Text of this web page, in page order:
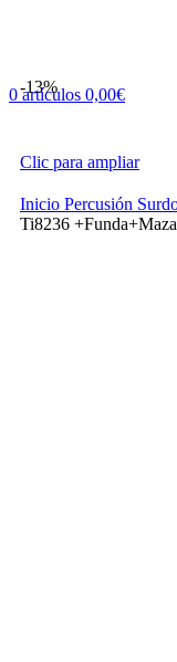
0artículos 0,00€
-13%
Clic para ampliar
Inicio Percusión
Ti8236